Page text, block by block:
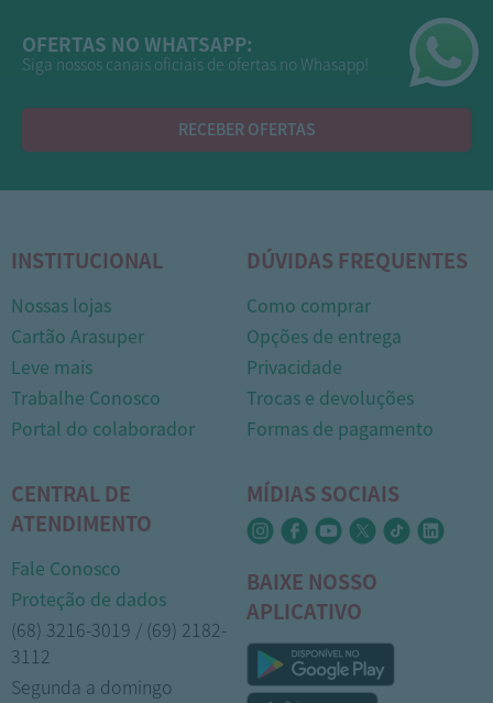
OFERTAS NO WHATSAPP:
Siga nossos canais oficiais de ofertas no Whasapp!
RECEBER OFERTAS
INSTITUCIONAL
Nossas lojas
Cartão Arasuper
Leve mais
Trabalhe Conosco
Portal do colaborador
DÚVIDAS FREQUENTES
Como comprar
Opções de entrega
Privacidade
Trocas e devoluções
Formas de pagamento
CENTRAL DE
ATENDIMENTO
Fale Conosco
Proteção de dados
(68) 3216-3019 / (69) 2182-
3112
Segunda a domingo
MÍDIAS SOCIAIS
BAIXE NOSSO
APLICATIVO